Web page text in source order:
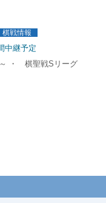
棋戦情報
中継予定
～ ・ 棋聖戦Sリーグ